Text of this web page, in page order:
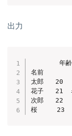
出力
年
名前
太郎   20
花子   21
次郎   22
桜     23